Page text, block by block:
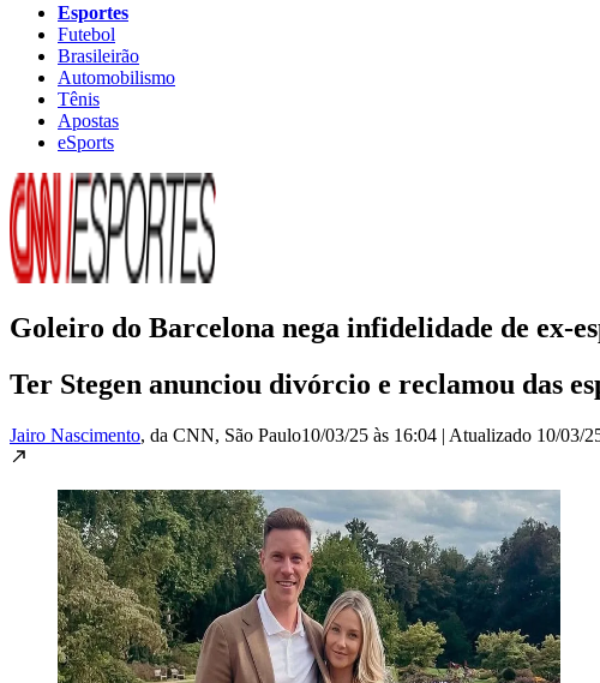
Esportes
Futebol
Brasileirão
Automobilismo
Tênis
Apostas
eSports
Goleiro do Barcelona nega infidelidade de ex-
Ter Stegen anunciou divórcio e reclamou das
Jairo Nascimento, da CNN, São Paulo10/03/25 às 16:04 | Atualizado 10/03/